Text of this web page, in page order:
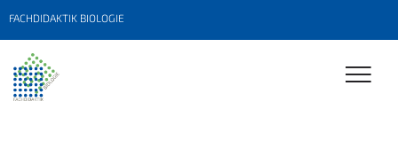
FACHDIDAKTIK BIOLOGIE